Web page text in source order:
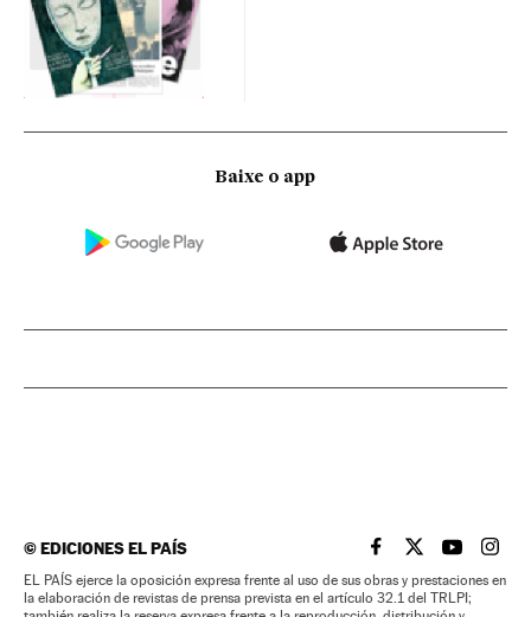
Baixe o app
©EDICIONES EL PAÍS EL PAÍS BRASIL EN
EL PAÍSEL PAÍS
EL
EL PAÍS ejerce la oposición expresa frente al uso de sus obras y prestaciones en
la elaboración de revistas de prensa prevista en el artículo 32.1 del TRLPI;